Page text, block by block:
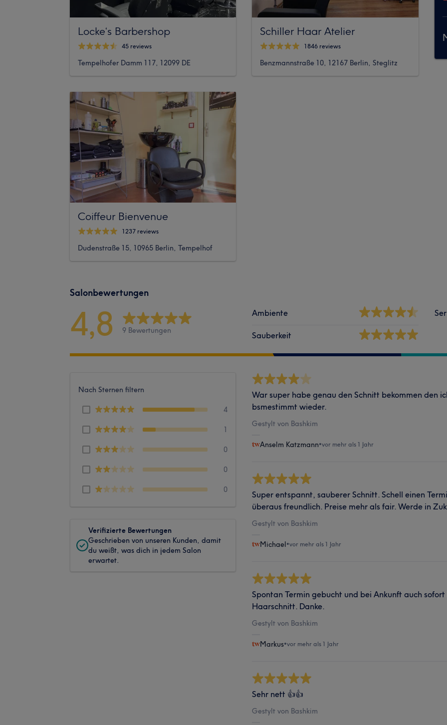
Locke‘s Barbershop
45 reviews
Tempelhofer Damm 117, 12099 DE
Coiffeur Bienvenue
1237 reviews
Dudenstraße 15, 10965 Berlin, Tempelhof
Schiller Haar Atelier
1846 reviews
Benzmannstraße 10, 12167 Berlin, Steglitz
Salonbewertungen
4,8 9 Bewertungen
Ambiente
Sauberkeit
Nach Sternen filtern
4
1
0
0
0
Verifizierte Bewertungen
Geschrieben von unseren Kunden, damit
du weißt, was dich in jedem Salon
erwartet.
War super habe genau den Schnitt bekommen den
bsmestimmt wieder.
Gestylt von Bashkim
Anselm Katzmann•vor mehr als 1 Jahr
Super entspannt, sauberer Schnitt. Schell einen
überaus freundlich. Preise mehr als fair. Werde in
Gestylt von Bashkim
Michael•vor mehr als 1 Jahr
Spontan Termin gebucht und bei Ankunft auch
Haarschnitt. Danke.
Gestylt von Bashkim
Markus•vor mehr als 1 Jahr
Sehr nett 👍👍
Gestylt von Bashkim